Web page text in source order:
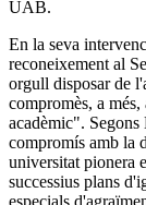
UAB.
En la seva
reconeixement al
orgull disposar de
compromès, a
acadèmic".
compromís amb la
universitat pionera
successius plans
especials